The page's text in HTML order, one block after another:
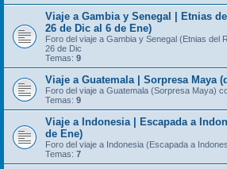
Viaje a Gambia y Senegal | Etnias
26 de Dic al 6 de Ene)
Foro del viaje a Gambia y Senegal (Etnias del
26 de Dic
Temas: 9
Viaje a Guatemala | Sorpresa Maya
Foro del viaje a Guatemala (Sorpresa Maya)
Temas: 9
Viaje a Indonesia | Escapada a
de Ene)
Foro del viaje a Indonesia (Escapada a
Temas: 7